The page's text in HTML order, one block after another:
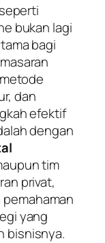
bukan lagi
bagi
dan
efektif
dengan
tim
privat,
yang
bisnisnya.